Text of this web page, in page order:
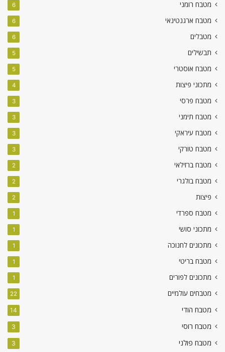
מטבח רומני 6
מטבח ארגנטינאי 6
מטבלים 6
תבשילים 5
מטבח אוסטרי 5
מתכוני פיצות 4
מטבח פרסי 3
מטבח תימני 3
מטבח עיראקי 3
מטבח טורקי 3
מטבח ברזילאי 2
מטבח בולגרי 2
פיצות 2
מטבח ספרדי 1
מתכוני סושי 1
מתכונים לחנוכה 1
מטבח בריטי 1
מתכונים לפורים 1
מטבחים עולמיים 22
מטבח הודי 14
מטבח רוסי 3
מטבח פולני 3